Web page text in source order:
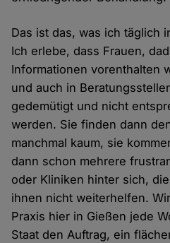
Das ist das, was ich täglich
Ich erlebe, dass Frauen,
Informationen vorenthalten
und auch in
gedemütigt und nicht
werden. Sie finden dann
manchmal kaum, sie
dann schon mehrere
oder Kliniken hinter sich,
ihnen nicht weiterhelfen.
Praxis hier in Gießen jede
Staat den Auftrag, ein